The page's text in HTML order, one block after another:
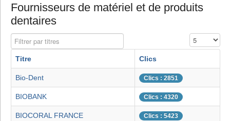
Fournisseurs de matériel et de produits
dentaires
Filtrer par titres Affichage #
Titre Clics
Bio-Dent Clics : 2851
BIOBANK Clics : 4320
BIOCORAL FRANCE Clics : 5423